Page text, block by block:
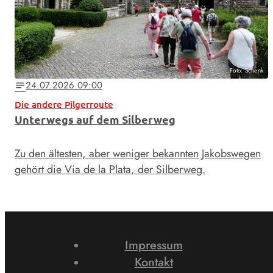
Foto: Schenk
notes24.07.2026 09:00
Die andere Pilgerroute
Unterwegs auf dem Silberweg
Zu den ältesten, aber weniger bekannten Jakobswegen
gehört die Via de la Plata, der Silberweg.
Impressum
Kontakt